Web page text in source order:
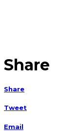
Share
Share
Tweet
Email